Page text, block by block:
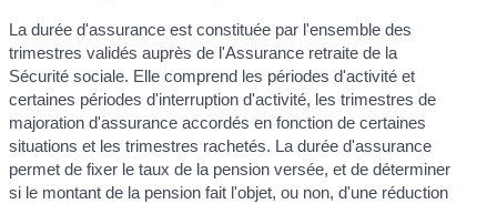
La durée d'assurance est constituée par l'ensemble des
trimestres validés auprès de l'Assurance retraite de la
Sécurité sociale. Elle comprend les périodes d'activité et
certaines périodes d'interruption d'activité, les trimestres de
majoration d'assurance accordés en fonction de certaines
situations et les trimestres rachetés. La durée d'assurance
permet de fixer le taux de la pension versée, et de déterminer
si le montant de la pension fait l'objet, ou non, d'une réduction